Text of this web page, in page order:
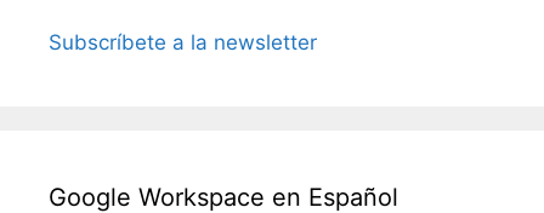
Subscríbete a la newsletter
Google Workspace en Español